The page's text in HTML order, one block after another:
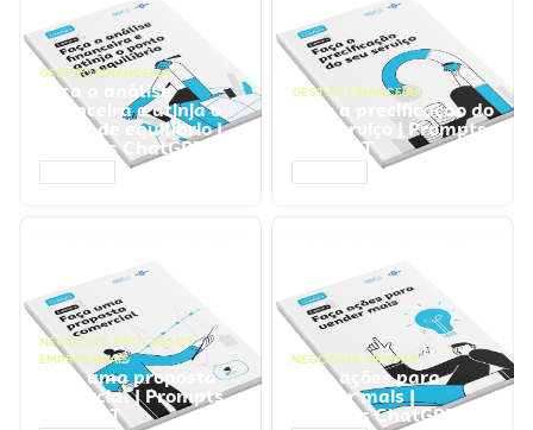
GESTÃO FINANCEIRA
Faça a análise
financeira e atinja o
ponto de equilíbrio |
Prompts ChatGPT
GESTÃO FINANCEIRA
Faça a precificação do
seu serviço | Prompts
ChatGPT
NEGÓCIOS, PROCESSOS
EMPRESARIAIS
Faça uma proposta
comercial | Prompts
ChatGPT
NEGÓCIOS, VENDAS
Faça ações para
vender mais |
Prompts ChatGPT